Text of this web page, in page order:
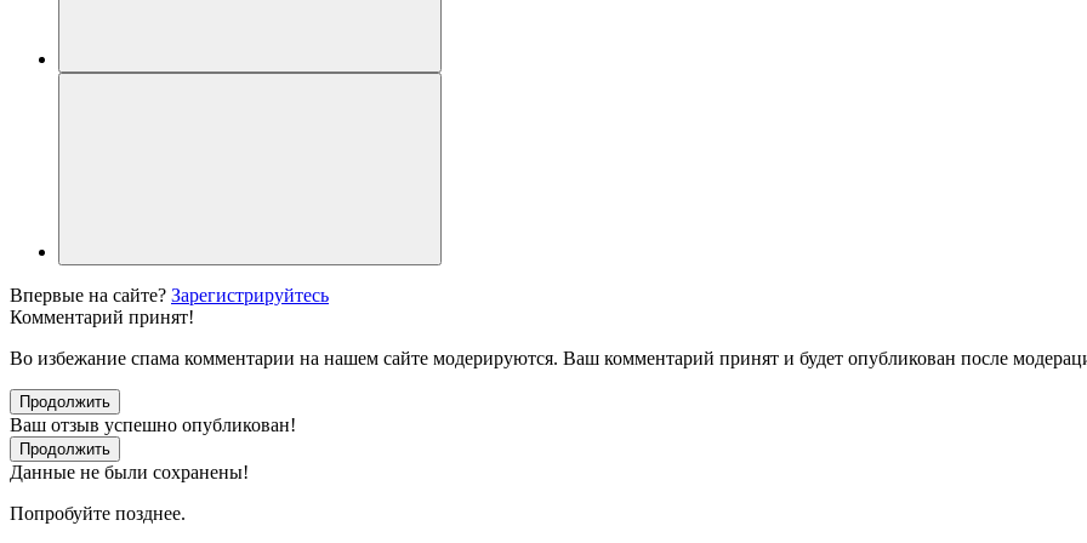
Впервые на сайте? Зарегистрируйтесь
Комментарий принят!
Во избежание спама комментарии на нашем сайте модерируются. Ваш комментарий принят и будет опубликован после
Продолжить
Ваш отзыв успешно опубликован!
Продолжить
Данные не были сохранены!
Попробуйте позднее.